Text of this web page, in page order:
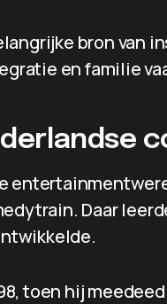
bron van
en familie
Daar
toen hij